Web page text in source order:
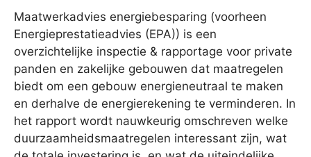
Maatwerkadvies energiebesparing (voorheen
Energieprestatieadvies (EPA)) is een
overzichtelijke inspectie & rapportage voor private
panden en zakelijke gebouwen dat maatregelen
biedt om een gebouw energieneutraal te maken
en derhalve de energierekening te verminderen. In
het rapport wordt nauwkeurig omschreven welke
duurzaamheidsmaatregelen interessant zijn, wat